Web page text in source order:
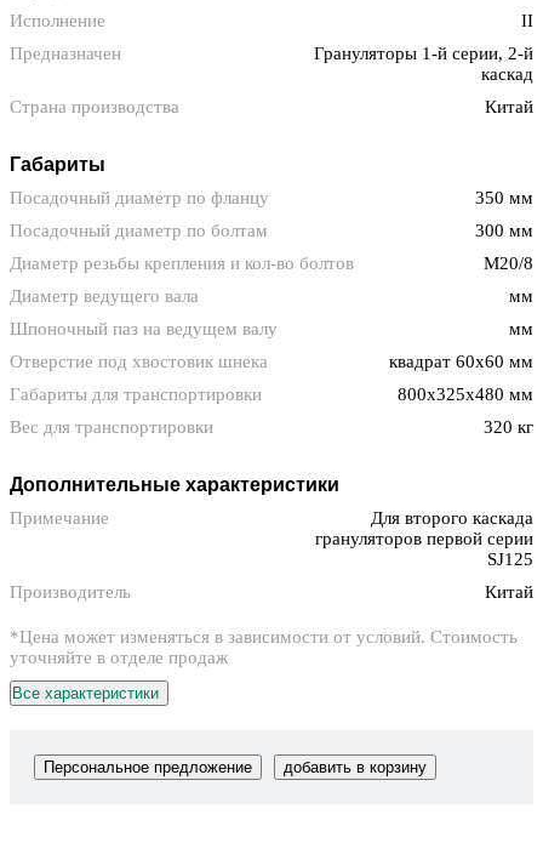
Исполнение
II
Предназначен
Грануляторы 1-й серии, 2-й
каскад
Страна производства
Китай
Габариты
Посадочный диаметр по фланцу
350 мм
Посадочный диаметр по болтам
300 мм
Диаметр резьбы крепления и кол-во болтов
M20/8
Диаметр ведущего вала
мм
Шпоночный паз на ведущем валу
мм
Отверстие под хвостовик шнека
квадрат 60х60 мм
Габариты для транспортировки
800x325x480 мм
Вес для транспортировки
320 кг
Дополнительные характеристики
Примечание
Для второго каскада
грануляторов первой серии
SJ125
Производитель
Китай
*Цена может изменяться в зависимости от условий. Стоимость
уточняйте в отделе продаж
Все характеристики
Персональное предложение добавить в корзину